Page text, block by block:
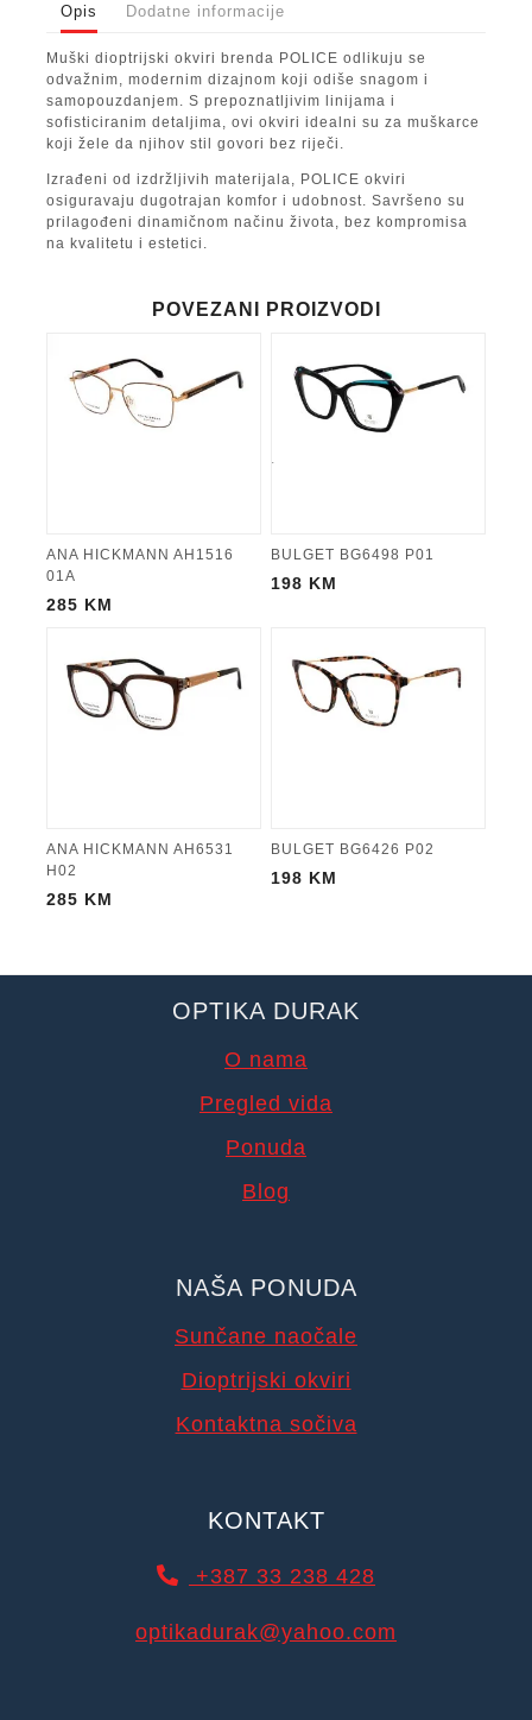
Opis Dodatne informacije
Muški dioptrijski okviri brenda POLICE odlikuju se
odvažnim, modernim dizajnom koji odiše snagom i
samopouzdanjem. S prepoznatljivim linijama i
sofisticiranim detaljima, ovi okviri idealni su za muškarce
koji žele da njihov stil govori bez riječi.
Izrađeni od izdržljivih materijala, POLICE okviri
osiguravaju dugotrajan komfor i udobnost. Savršeno su
prilagođeni dinamičnom načinu života, bez kompromisa
na kvalitetu i estetici.
POVEZANI PROIZVODI
ANA HICKMANN AH1516
01A
285 KM
BULGET BG6498 P01
198 KM
ANA HICKMANN AH6531
H02
285 KM
BULGET BG6426 P02
198 KM
OPTIKA DURAK
O nama
Pregled vida
Ponuda
Blog
NAŠA PONUDA
Sunčane naočale
Dioptrijski okviri
Kontaktna sočiva
KONTAKT
+387 33 238 428
optikadurak@yahoo.com